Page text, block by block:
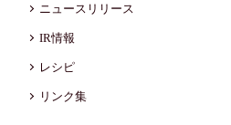
ニュースリリース
IR情報
レシピ
リンク集